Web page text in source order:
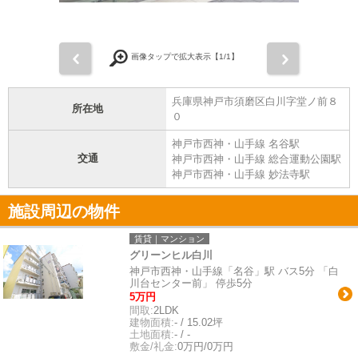
画像タップで拡大表示【1/1】
所在地
兵庫県神戸市須磨区白川字堂ノ前８
０
交通
神戸市西神・山手線 名谷駅
神戸市西神・山手線 総合運動公園駅
神戸市西神・山手線 妙法寺駅
施設周辺の物件
賃貸｜マンション
グリーンヒル白川
神戸市西神・山手線「名谷」駅 バス5分 「白
川台センター前」 停歩5分
5万円
間取:2LDK
建物面積:- / 15.02坪
土地面積:- / -
敷金/礼金:0万円/0万円